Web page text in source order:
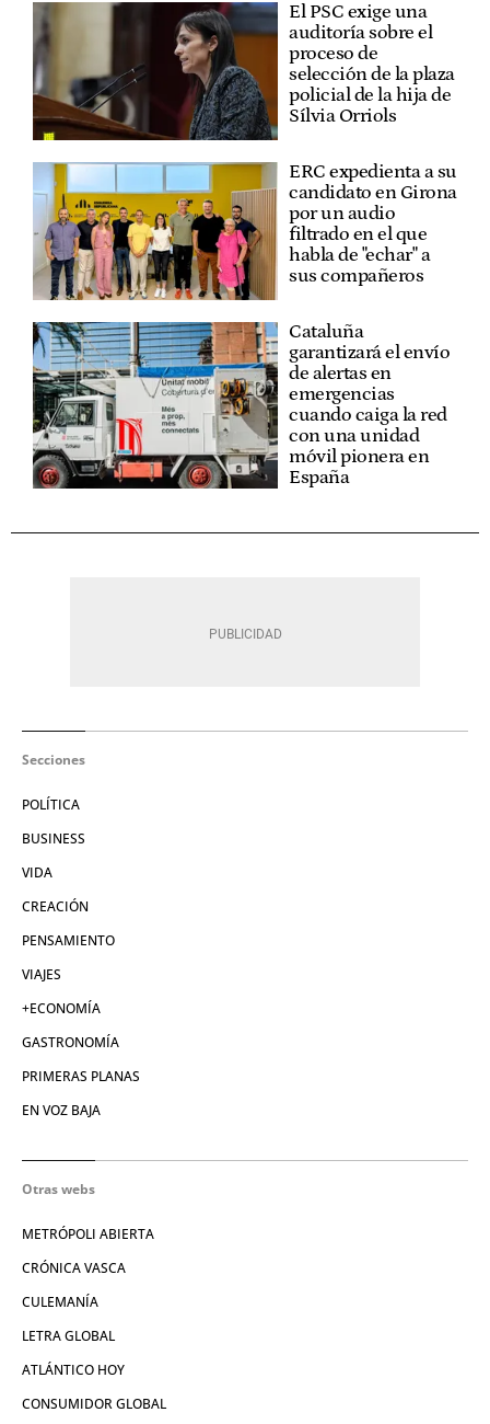
El PSC exige una
auditoría sobre el
proceso de
selección de la plaza
policial de la hija de
Sílvia Orriols
ERC expedienta a su
candidato en Girona
por un audio
filtrado en el que
habla de "echar" a
sus compañeros
Cataluña
garantizará el envío
de alertas en
emergencias
cuando caiga la red
con una unidad
móvil pionera en
España
Secciones
POLÍTICA
BUSINESS
VIDA
CREACIÓN
PENSAMIENTO
VIAJES
+ECONOMÍA
GASTRONOMÍA
PRIMERAS PLANAS
EN VOZ BAJA
Otras webs
METRÓPOLI ABIERTA
CRÓNICA VASCA
CULEMANÍA
LETRA GLOBAL
ATLÁNTICO HOY
CONSUMIDOR GLOBAL